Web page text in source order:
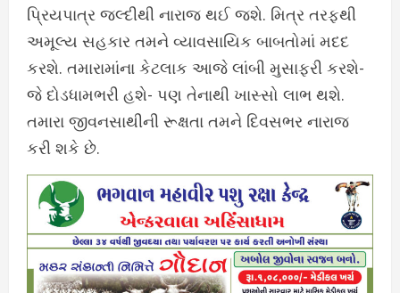
પ્રિયપાત્ર જલ્દીથી નારાજ થઈ જશે. મિત્ર તરફથી
અમૂલ્ય સહકાર તમને વ્યાવસાયિક બાબતોમાં મદદ
કરશે. તમારામાંના કેટલાક આજે લાંબી મુસાફરી કરશે-
જે દોડધામભરી હશે- પણ તેનાથી ખાસ્સો લાભ થશે.
તમારા જીવનસાથીની રૂક્ષતા તમને દિવસભર નારાજ
કરી શકે છે.